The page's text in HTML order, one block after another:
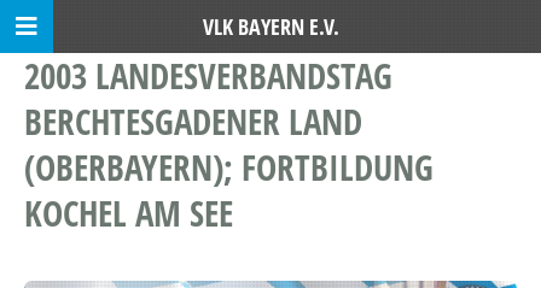
2003 LANDESVERBANDSTAG
BERCHTESGADENER LAND
(OBERBAYERN); FORTBILDUNG
KOCHEL AM SEE
VLK BAYERN E.V.